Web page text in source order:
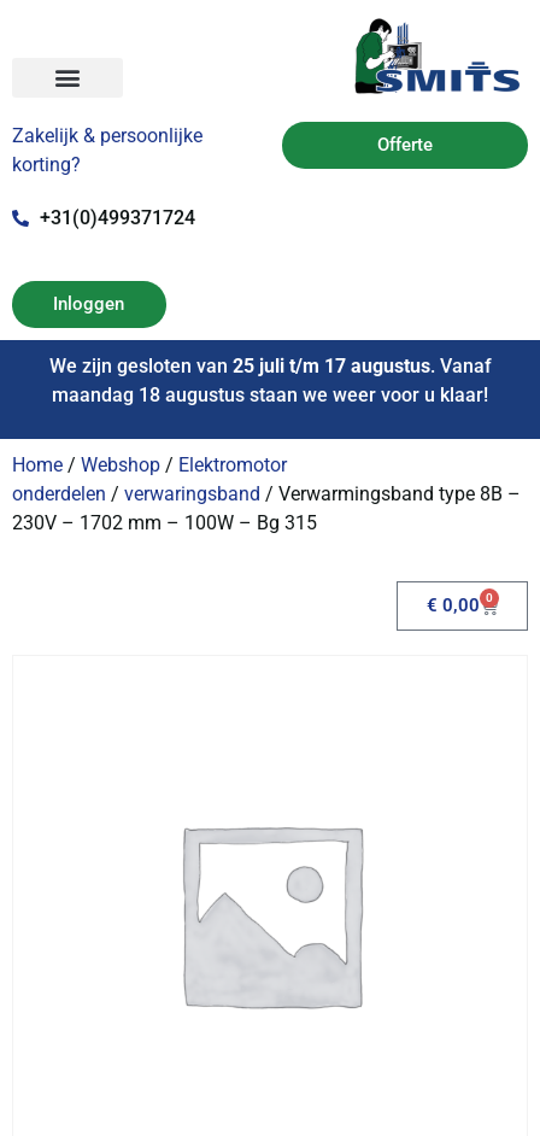
Zakelijk & persoonlijke
korting?
+31(0)499371724
Offerte
Inloggen
We zijn gesloten van 25 juli t/m 17 augustus. Vanaf
maandag 18 augustus staan we weer voor u klaar!
Home / Webshop / Elektromotor
onderdelen / verwaringsband / Verwarmingsband type 8B –
230V – 1702 mm – 100W – Bg 315
€ 0,00 0